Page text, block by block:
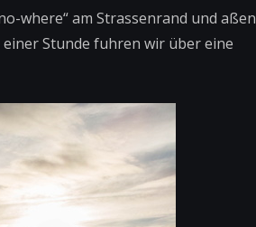
where“ am Strassenrand und aßen
einer Stunde fuhren wir über eine